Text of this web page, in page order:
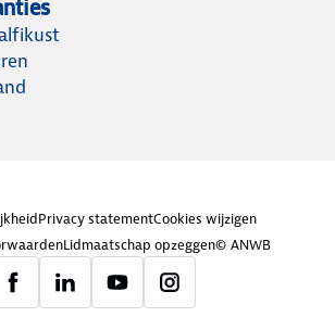
Privacy statementCookies wijzigen
Lidmaatschap opzeggen© ANWB